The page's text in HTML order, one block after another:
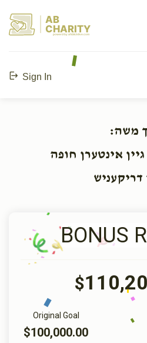
AB
CHARITY
powerd by ahblicklive.com
Sign In
משה:
אינטערן חופה
דריקעניש
BONUS
$
Original Goal
$100,000.00